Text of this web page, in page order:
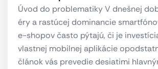
Úvod do problematiky V dnešnej
éry a rastúcej dominancie
e-shopov často pýtajú, či je
vlastnej mobilnej aplikácie
článok vás prevedie desiatimi